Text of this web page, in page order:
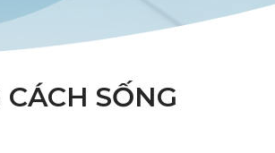
SỐNG